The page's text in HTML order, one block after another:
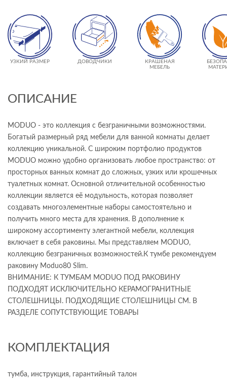
УЗКИЙ РАЗМЕР ДОВОДЧИКИ
КРАШЕНАЯ
МЕБЕЛЬ
ОПИСАНИЕ
MODUO - это коллекция с безграничными возможностями.
Богатый размерный ряд мебели для ванной комнаты делает
коллекцию уникальной. С широким портфолио продуктов
MODUO можно удобно организовать любое пространство: от
просторных ванных комнат до сложных, узких или крошечных
туалетных комнат. Основной отличительной особенностью
коллекции является её модульность, которая позволяет
создавать многоэлементные наборы самостоятельно и
получить много места для хранения. В дополнение к
широкому ассортименту элегантной мебели, коллекция
включает в себя раковины. Мы представляем MODUO,
коллекцию безграничных возможностей.К тумбе рекомендуем
раковину Moduo80 Slim.
ВНИМАНИЕ: К ТУМБАМ MODUO ПОД РАКОВИНУ
ПОДХОДЯТ ИСКЛЮЧИТЕЛЬНО КЕРАМОГРАНИТНЫЕ
СТОЛЕШНИЦЫ. ПОДХОДЯЩИЕ СТОЛЕШНИЦЫ СМ. В
РАЗДЕЛЕ СОПУТСТВУЮЩИЕ ТОВАРЫ
КОМПЛЕКТАЦИЯ
тумба, инструкция, гарантийный талон